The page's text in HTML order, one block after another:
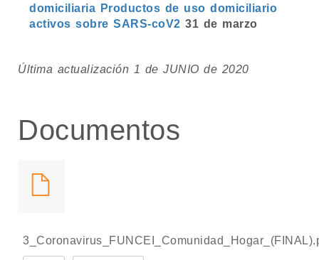
domiciliaria Productos de uso domiciliario
activos sobre SARS-coV2 31 de marzo
Última actualización 1 de JUNIO de 2020
Documentos